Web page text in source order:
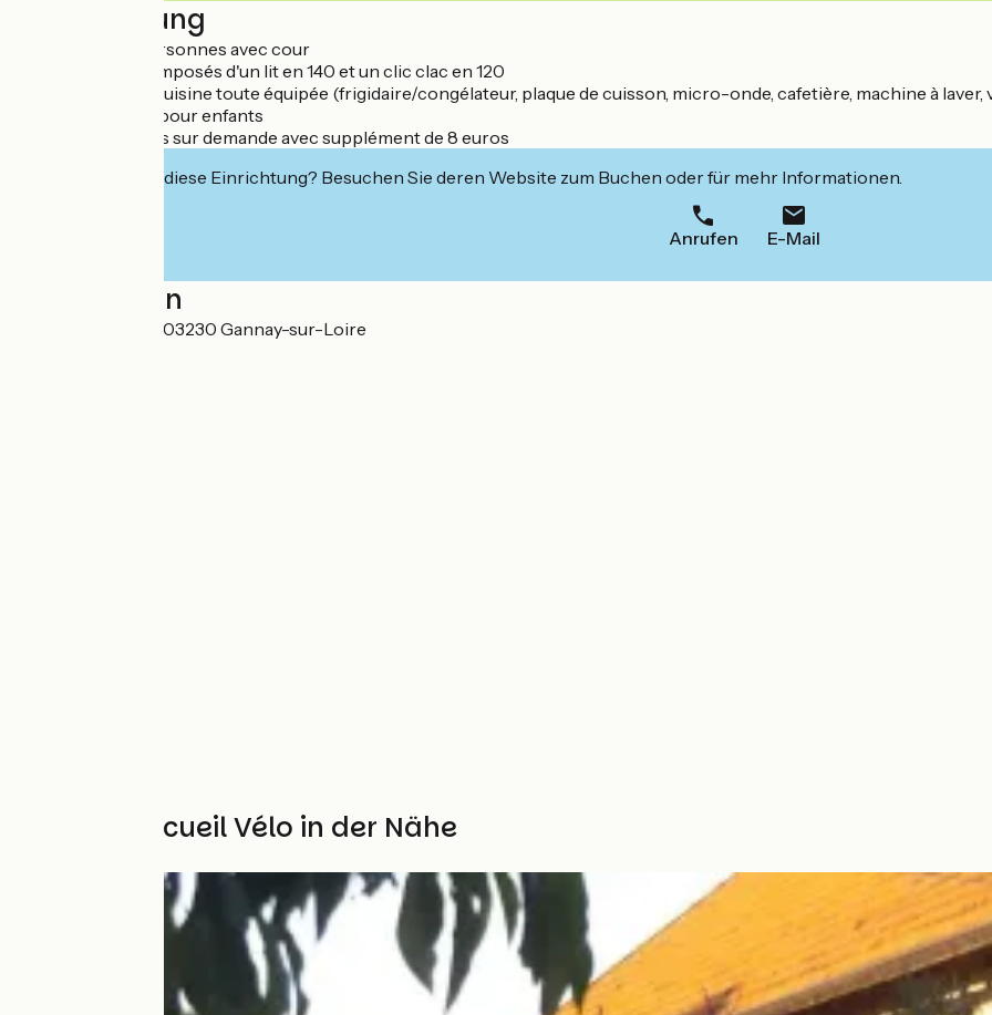
Beschreibung
Gîte pour 2 à 4 personnes avec cour
- 4 couchages composés d'un lit en 140 et un clic clac en 120
- pièce à vivre et cuisine toute équipée (frigidaire/congélateur, plaque de cuisson, micro-onde, cafetière, machine à laver,
- matériel et jeux pour enfants
Animaux acceptés sur demande avec supplément de 8 euros
Interessiert Sie diese Einrichtung? Besuchen Sie deren Website zum Buchen oder für mehr Informationen.
Anrufen E-Mail
Localisation
12 rue de la Mairie 03230 Gannay-sur-Loire
Weitere Accueil Vélo in der Nähe